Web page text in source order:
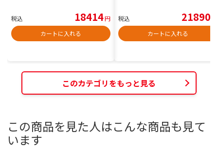
税込 18414円
カートに入れる
税込 21890
カートに入れる
このカテゴリをもっと見る
この商品を見た人はこんな商品も見て
います